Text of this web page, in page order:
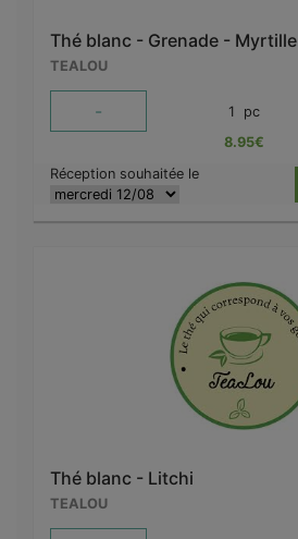
Thé blanc - Grenade - Myrtille
TEALOU
- 1 pc
8.95€
Réception souhaitée le
Thé blanc - Litchi
TEALOU